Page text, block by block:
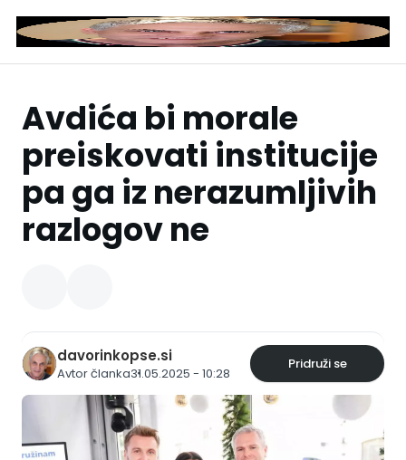
Avdića bi morale
preiskovati institucije
pa ga iz nerazumljivih
razlogov ne
davorinkopse.si
Avtor članka31.05.2025 - 10:28
Pridruži se